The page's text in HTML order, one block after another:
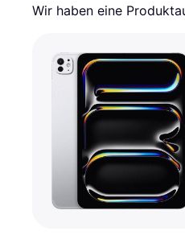
Wir haben eine